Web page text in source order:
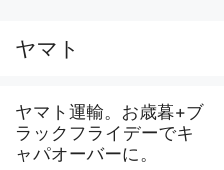
ヤマト
ヤマト運輸。お歳暮+ブ
ラックフライデーでキ
ャパオーバーに。